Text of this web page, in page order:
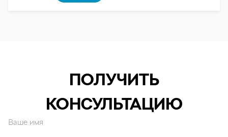
ПОЛУЧИТЬ
КОНСУЛЬТАЦИЮ
Ваше имя